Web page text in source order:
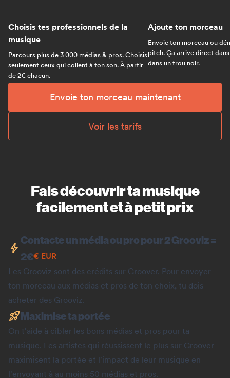
Choisis tes professionnels de la
musique
Parcours plus de 3 000 médias & pros. Choisis
seulement ceux qui collent à ton son. À partir
de 2€ chacun.
Ajoute ton morceau
Envoie ton morceau ou
pitch. Ça arrive direct
dans un trou noir.
Envoie ton morceau maintenant
Voir les tarifs
Fais découvrir ta musique
facilement et à petit prix
Contacte un média ou pro pour 2 Grooviz =
2€€ EUR
Les Grooviz sont des crédits sur Groover. Pour envoyer
ton morceau aux médias et pros de ton choix, tu dois
acheter des Grooviz.
Maximise ta portée
On t'aide à cibler les bons médias et pros pour ta
musique. Les artistes qui réussissent le plus sur Groover
maximisent la portée et l'impact de leur musique en
l'envoyant à au moins 50 médias et pros.